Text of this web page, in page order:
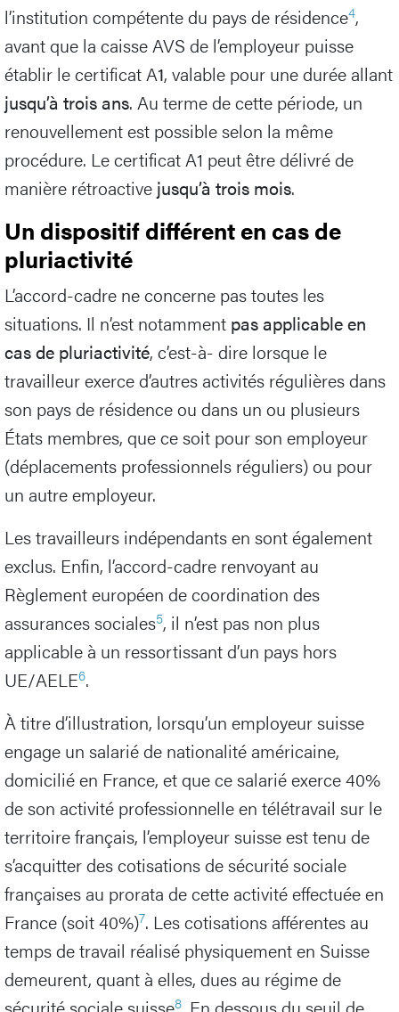
l’institution compétente du pays de résidence4,
avant que la caisse AVS de l’employeur puisse
établir le certificat A1, valable pour une durée allant
jusqu’à trois ans. Au terme de cette période, un
renouvellement est possible selon la même
procédure. Le certificat A1 peut être délivré de
manière rétroactive jusqu’à trois mois.
Un dispositif différent en cas de
pluriactivité
L’accord-cadre ne concerne pas toutes les
situations. Il n’est notamment pas applicable en
cas de pluriactivité, c’est-à- dire lorsque le
travailleur exerce d’autres activités régulières dans
son pays de résidence ou dans un ou plusieurs
États membres, que ce soit pour son employeur
(déplacements professionnels réguliers) ou pour
un autre employeur.
Les travailleurs indépendants en sont également
exclus. Enfin, l’accord-cadre renvoyant au
Règlement européen de coordination des
assurances sociales5, il n’est pas non plus
applicable à un ressortissant d’un pays hors
UE/AELE6.
À titre d’illustration, lorsqu’un employeur suisse
engage un salarié de nationalité américaine,
domicilié en France, et que ce salarié exerce 40%
de son activité professionnelle en télétravail sur le
territoire français, l’employeur suisse est tenu de
s’acquitter des cotisations de sécurité sociale
françaises au prorata de cette activité effectuée en
France (soit 40%)7. Les cotisations afférentes au
temps de travail réalisé physiquement en Suisse
demeurent, quant à elles, dues au régime de
8